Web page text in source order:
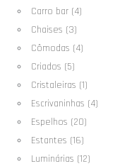
Carro bar (4)
Chaises (3)
Cômodas (4)
Criados (5)
Cristaleiras (1)
Escrivaninhas (4)
Espelhos (20)
Estantes (16)
Luminárias (12)